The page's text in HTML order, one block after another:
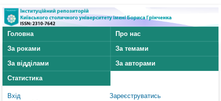
Головна
Про нас
За роками
За темами
За відділами
За авторами
Статистика
Вхід Зареєструватись